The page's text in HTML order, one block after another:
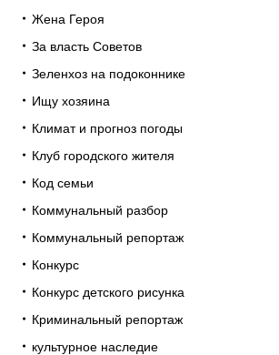
Жена Героя
За власть Советов
Зеленхоз на подоконнике
Ищу хозяина
Климат и прогноз погоды
Клуб городского жителя
Код семьи
Коммунальный разбор
Коммунальный репортаж
Конкурс
Конкурс детского рисунка
Криминальный репортаж
культурное наследие